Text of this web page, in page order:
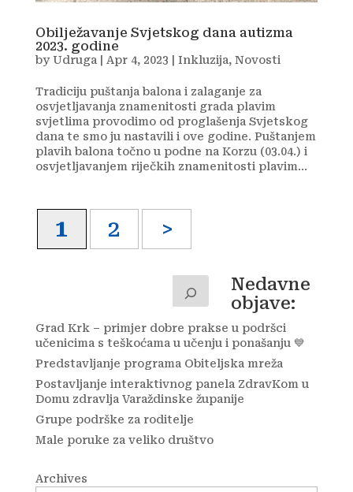
Obilježavanje Svjetskog dana autizma
2023. godine
byUdruga Apr 4, 2023 Inkluzija, Novosti
Tradiciju puštanja balona i zalaganje za
osvjetljavanja znamenitosti grada plavim
svjetlima provodimo od proglašenja Svjetskog
dana te smo ju nastavili i ove godine. Puštanjem
plavih balona točno u podne na Korzu (03.04.) i
osvjetljavanjem riječkih znamenitosti plavim...
1 2 >
Nedavne
objave:
Grad Krk – primjer dobre prakse u podršci
učenicima s teškoćama u učenju i ponašanju 💙
Predstavljanje programa Obiteljska mreža
Postavljanje interaktivnog panela ZdravKom u
Domu zdravlja Varaždinske županije
Grupe podrške za roditelje
Male poruke za veliko društvo
Archives